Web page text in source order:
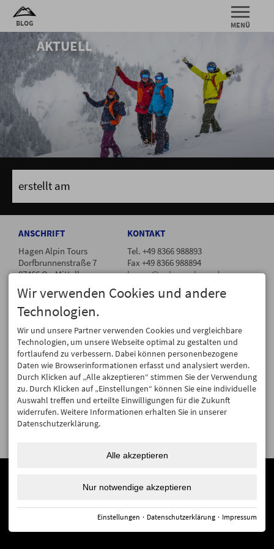
AKTUELL
erstellt am
ANSCHRIFT
Hagen Alpin Tours
Dorfbrunnenstraße 7
87466 Oy-Mittelberg
KONTAKT
Tel. +49 8366 988893
Fax +49 8366 988894
hagen@pulver-schnee.de
GEÖFFNET
Mo - Fr ... 09:00 - 17:00
Sa & So ... geschlossen
SOCIAL MEDIA
Instagram
NEWSLETTER
Jetzt anmelden!
Absenden
Wir verwenden Cookies und andere
Technologien.
Wir und unsere Partner verwenden Cookies und vergleichbare
Technologien, um unsere Webseite optimal zu gestalten und
fortlaufend zu verbessern. Dabei können personenbezogene
Daten wie Browserinformationen erfasst und analysiert werden.
Durch Klicken auf „Alle akzeptieren“ stimmen Sie der Verwendung
zu. Durch Klicken auf „Einstellungen“ können Sie eine individuelle
Auswahl treffen und erteilte Einwilligungen für die Zukunft
widerrufen. Weitere Informationen erhalten Sie in unserer
Datenschutzerklärung.
Alle akzeptieren
Nur notwendige akzeptieren
Einstellungen · Datenschutzerklärung · Impressum